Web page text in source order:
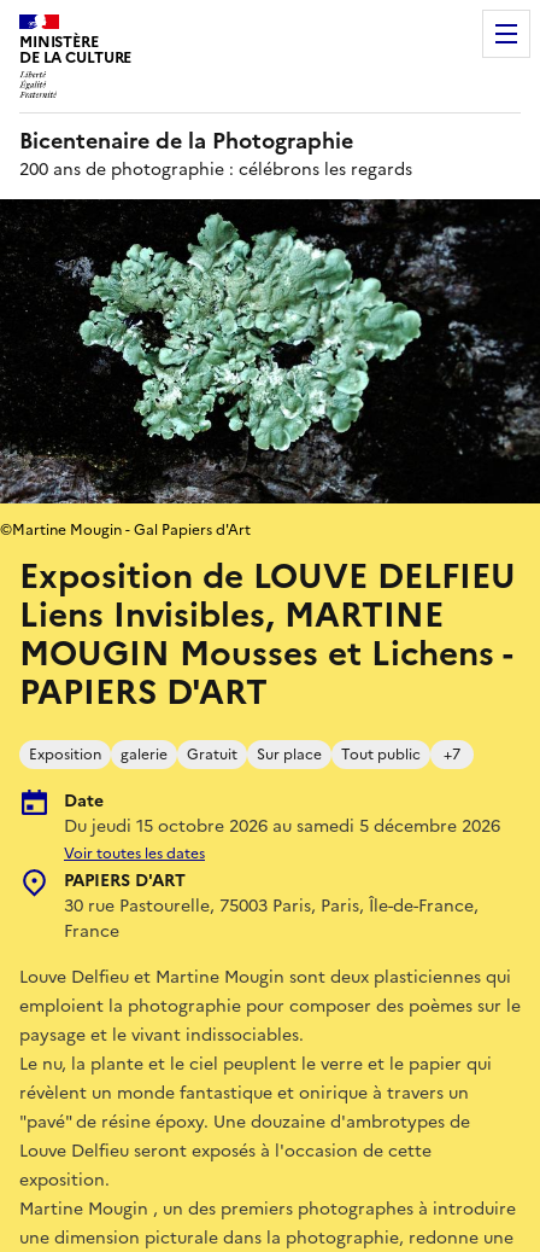
MINISTÈRE
DE LA CULTURE
Bicentenaire de la Photographie
200 ans de photographie : célébrons les regards
Exposition de LOUVE DELFIEU
Liens Invisibles, MARTINE
MOUGIN Mousses et Lichens -
PAPIERS D'ART
Exposition galerie Gratuit Sur place Tout public +7
Date
Du jeudi 15 octobre 2026 au samedi 5 décembre 2026
Voir toutes les dates
PAPIERS D'ART
30 rue Pastourelle, 75003 Paris, Paris, Île-de-France,
France
©Martine Mougin - Gal Papiers d'Art
Louve Delfieu et Martine Mougin sont deux plasticiennes qui
emploient la photographie pour composer des poèmes sur le
paysage et le vivant indissociables.
Le nu, la plante et le ciel peuplent le verre et le papier qui
révèlent un monde fantastique et onirique à travers un
"pavé" de résine époxy. Une douzaine d'ambrotypes de
Louve Delfieu seront exposés à l'occasion de cette
exposition.
Martine Mougin , un des premiers photographes à introduire
une dimension picturale dans la photographie, redonne une